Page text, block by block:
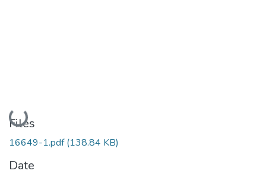
Loading...
Files
16649-1.pdf(138.84 KB)
Date